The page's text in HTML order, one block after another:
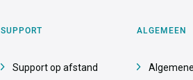
SUPPORT
Support op afstand
ALGEMEEN